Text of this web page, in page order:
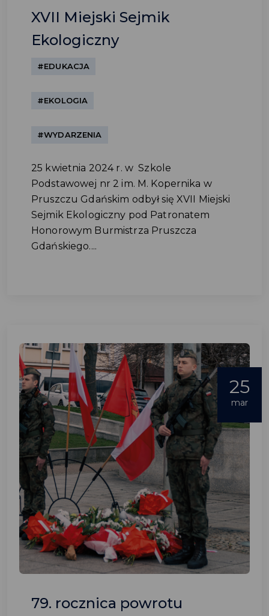
XVII Miejski Sejmik
Ekologiczny
#EDUKACJA
#EKOLOGIA
#WYDARZENIA
25 kwietnia 2024 r. w Szkole
Podstawowej nr 2 im. M. Kopernika w
Pruszczu Gdańskim odbył się XVII Miejski
Sejmik Ekologiczny pod Patronatem
Honorowym Burmistrza Pruszcza
Gdańskiego....
25
mar
79. rocznica powrotu